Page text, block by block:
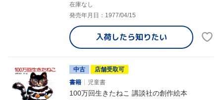
在庫なし
発売年月日：1977/04/15
入荷したら知りたい
中古
店舗受取可
書籍
児童書
100万回生きたねこ 講談社の創作絵本